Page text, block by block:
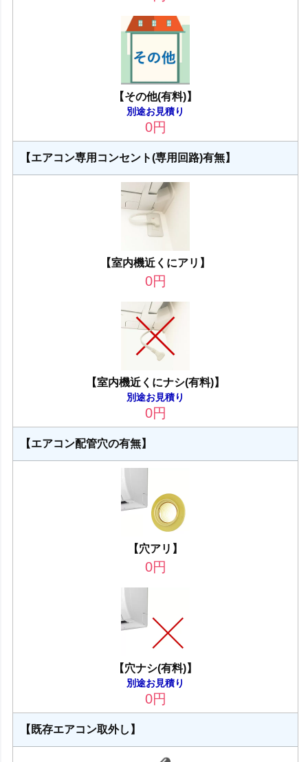
【その他(有料)】
別途お見積り
0円
【エアコン専用コンセント(専用回路)有無】
【室内機近くにアリ】
0円
【室内機近くにナシ(有料)】
別途お見積り
0円
【エアコン配管穴の有無】
【穴アリ】
0円
【穴ナシ(有料)】
別途お見積り
0円
【既存エアコン取外し】